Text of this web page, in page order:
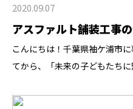
2020.09.07
アスファルト舗装工事
こんにちは！千葉県袖ケ浦市
てから、「未来の子どもたち